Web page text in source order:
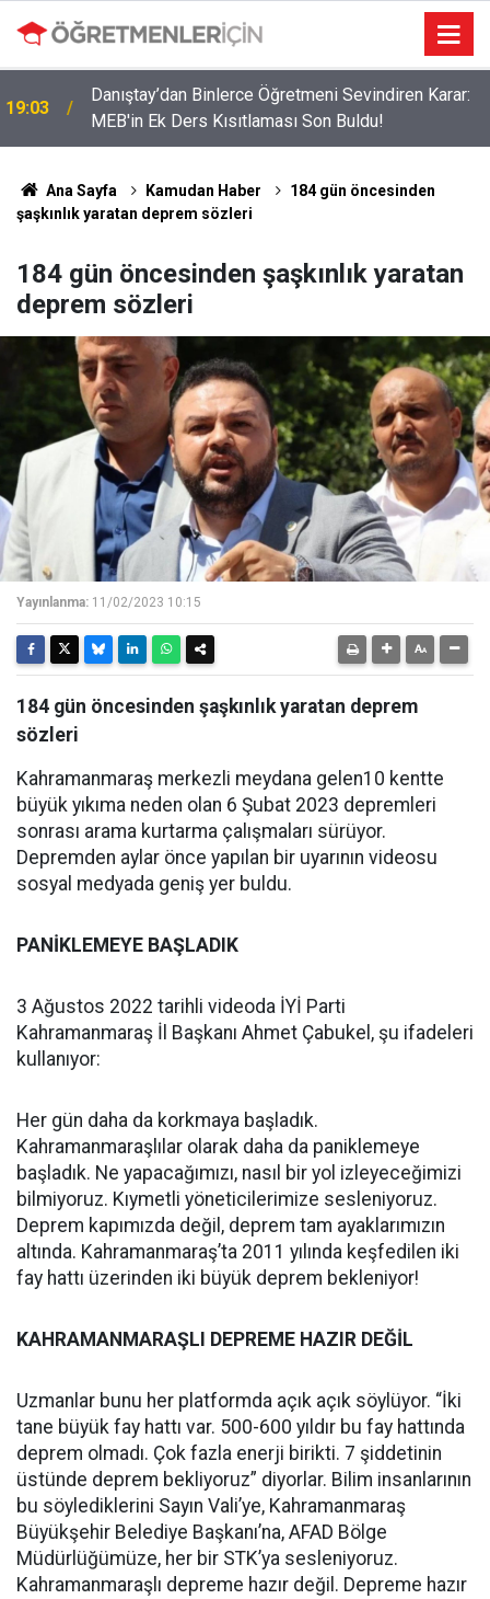
19:03
Danıştay’dan Binlerce Öğretmeni Sevindiren Karar:
MEB'in Ek Ders Kısıtlaması Son Buldu!
Ana Sayfa Kamudan Haber
184 gün öncesinden
şaşkınlık yaratan deprem sözleri
184 gün öncesinden şaşkınlık yaratan
deprem sözleri
Yayınlanma: 11/02/2023 10:15
184 gün öncesinden şaşkınlık yaratan deprem
sözleri
Kahramanmaraş merkezli meydana gelen10 kentte
büyük yıkıma neden olan 6 Şubat 2023 depremleri
sonrası arama kurtarma çalışmaları sürüyor.
Depremden aylar önce yapılan bir uyarının videosu
sosyal medyada geniş yer buldu.
PANİKLEMEYE BAŞLADIK
3 Ağustos 2022 tarihli videoda İYİ Parti
Kahramanmaraş İl Başkanı Ahmet Çabukel, şu ifadeleri
kullanıyor:
Her gün daha da korkmaya başladık.
Kahramanmaraşlılar olarak daha da paniklemeye
başladık. Ne yapacağımızı, nasıl bir yol izleyeceğimizi
bilmiyoruz. Kıymetli yöneticilerimize sesleniyoruz.
Deprem kapımızda değil, deprem tam ayaklarımızın
altında. Kahramanmaraş’ta 2011 yılında keşfedilen iki
fay hattı üzerinden iki büyük deprem bekleniyor!
KAHRAMANMARAŞLI DEPREME HAZIR DEĞİL
Uzmanlar bunu her platformda açık açık söylüyor. “İki
tane büyük fay hattı var. 500-600 yıldır bu fay hattında
deprem olmadı. Çok fazla enerji birikti. 7 şiddetinin
üstünde deprem bekliyoruz” diyorlar. Bilim insanlarının
bu söylediklerini Sayın Vali’ye, Kahramanmaraş
Büyükşehir Belediye Başkanı’na, AFAD Bölge
Müdürlüğümüze, her bir STK’ya sesleniyoruz.
Kahramanmaraşlı depreme hazır değil. Depreme hazır